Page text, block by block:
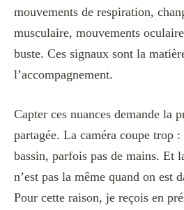
mouvements de respiration,
musculaire, mouvements
buste. Ces signaux sont la
l’accompagnement.
Capter ces nuances demande la
partagée. La caméra coupe trop :
bassin, parfois pas de mains. Et
n’est pas la même quand on est
Pour cette raison, je reçois en